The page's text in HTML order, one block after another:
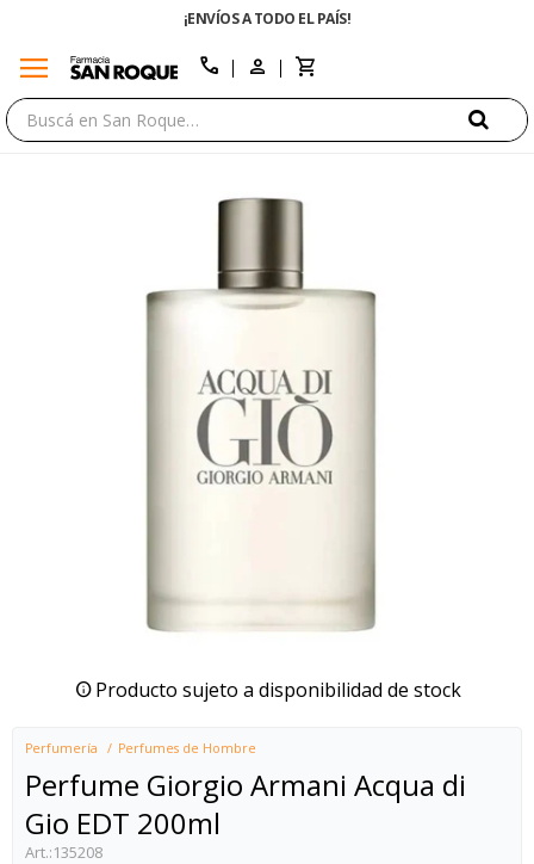
¡ENVÍOS A TODO EL PAÍS!
menu call
Producto sujeto a disponibilidad de stock
Perfumería Perfumes de Hombre
Perfume Giorgio Armani Acqua di
Gio EDT 200ml
135208
close